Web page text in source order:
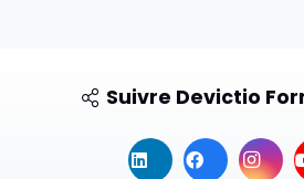
Suivre Devictio